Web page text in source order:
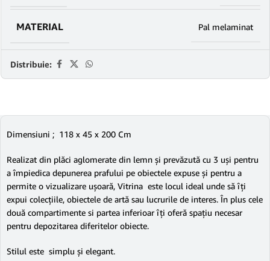
MATERIAL Pal melaminat
Distribuie:
Dimensiuni ; 118 x 45 x 200 Cm
Realizat din plăci aglomerate din lemn şi prevăzută cu 3 uşi pentru
a împiedica depunerea prafului pe obiectele expuse şi pentru a
permite o vizualizare uşoară, Vitrina este locul ideal unde să îţi
expui colecţiile, obiectele de artă sau lucrurile de interes. În plus cele
două compartimente si partea inferioar îţi oferă spaţiu necesar
pentru depozitarea diferitelor obiecte.
Stilul este simplu şi elegant.